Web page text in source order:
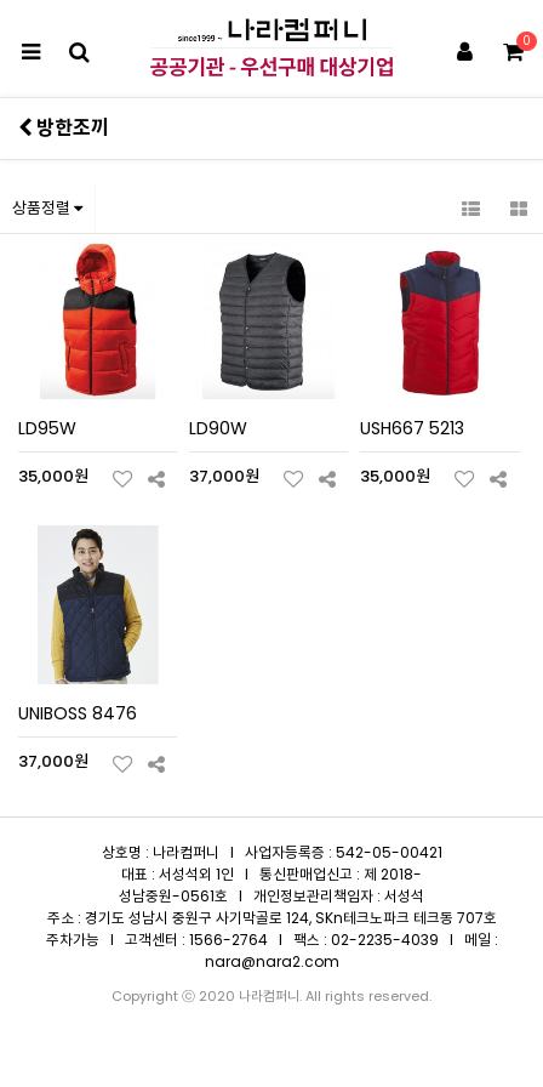
0
방한조끼
상품정렬
LD95W
35,000원
LD90W
37,000원
USH667 5213
35,000원
UNIBOSS 8476
37,000원
상호명 : 나라컴퍼니 I 사업자등록증 : 542-05-00421
대표 : 서성석외 1인 I 통신판매업신고 : 제 2018-
성남중원-0561호 I 개인정보관리책임자 : 서성석
주소 : 경기도 성남시 중원구 사기막골로 124, SKn테크노파크 테크동 707호
주차가능 I 고객센터 : 1566-2764 I 팩스 : 02-2235-4039 I 메일 :
nara@nara2.com
Copyright ⓒ 2020 나라컴퍼니. All rights reserved.